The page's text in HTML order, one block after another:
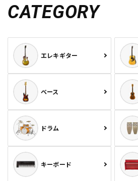
CATEGORY
エレキギター
ベース
ドラム
キーボード